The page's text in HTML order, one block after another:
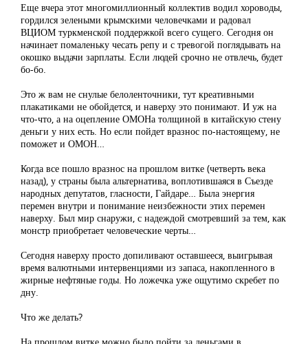
Еще вчера этот многомиллионный коллектив водил хороводы,
гордился зелеными крымскими человечками и радовал
ВЦИОМ туркменской поддержкой всего сущего. Сегодня он
начинает помаленьку чесать репу и с тревогой поглядывать на
окошко выдачи зарплаты. Если людей срочно не отвлечь, будет
бо-бо.
Это ж вам не снулые белоленточники, тут креативными
плакатиками не обойдется, и наверху это понимают. И уж на
что-что, а на оцепление ОМОНа толщиной в китайскую стену
деньги у них есть. Но если пойдет вразнос по-настоящему, не
поможет и ОМОН…
Когда все пошло вразнос на прошлом витке (четверть века
назад), у страны была альтернатива, воплотившаяся в Съезде
народных депутатов, гласности, Гайдаре… Была энергия
перемен внутри и понимание неизбежности этих перемен
наверху. Был мир снаружи, с надеждой смотревший за тем, как
монстр приобретает человеческие черты…
Сегодня наверху просто допиливают оставшееся, выигрывая
время валютными интервенциями из запаса, накопленного в
жирные нефтяные годы. Но ложечка уже ощутимо скребет по
дну.
Что же делать?